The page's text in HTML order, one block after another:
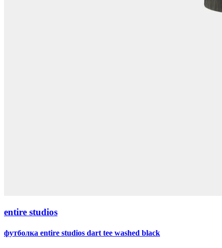
entire studios
футболка entire studios dart tee washed black